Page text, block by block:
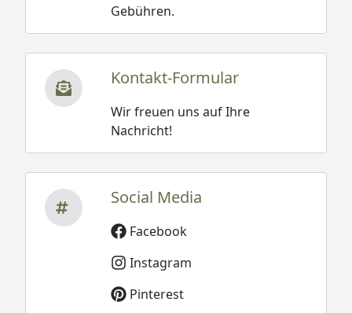
Gebühren.
Kontakt-Formular
Wir freuen uns auf Ihre
Nachricht!
Social Media
Facebook
Instagram
Pinterest